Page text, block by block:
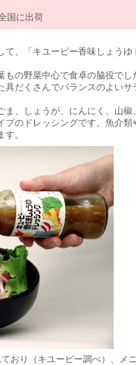
国に出荷
、「キユーピー香味しょうゆ
の野菜中心で食卓の脇役でし
具だくさんでバランスのよいサ
、しょうが、にんにく、山椒
プのドレッシングです。魚介類
。
おり（キユーピー調べ）、メ